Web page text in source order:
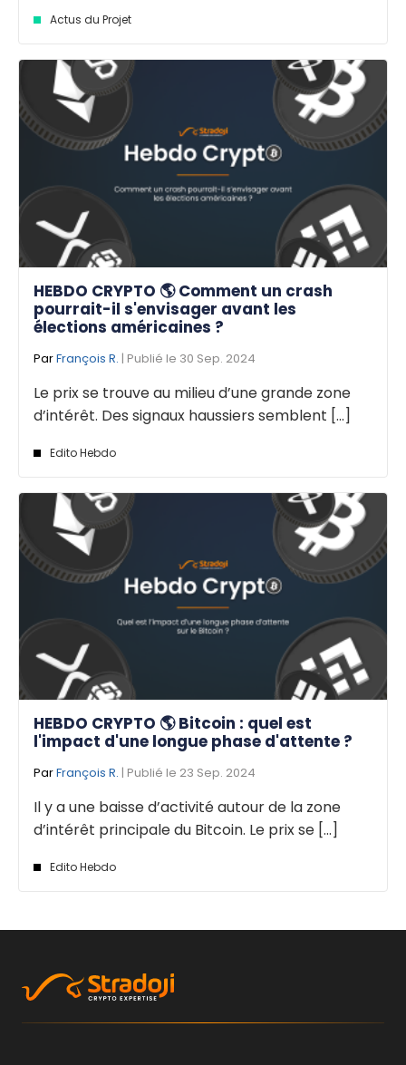
Actus du Projet
HEBDO CRYPTO 🌎 Comment un crash
pourrait-il s'envisager avant les
élections américaines ?
ParFrançois R. | Publié le 30 Sep. 2024
Le prix se trouve au milieu d’une grande zone
d’intérêt. Des signaux haussiers semblent [...]
Edito Hebdo
HEBDO CRYPTO 🌎 Bitcoin : quel est
l'impact d'une longue phase d'attente ?
ParFrançois R. | Publié le 23 Sep. 2024
Il y a une baisse d’activité autour de la zone
d’intérêt principale du Bitcoin. Le prix se [...]
Edito Hebdo